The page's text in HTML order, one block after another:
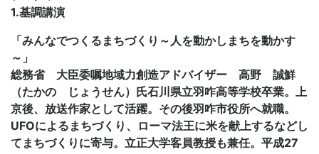
1.基調講演
「みんなでつくるまちづくり～人を動かしまちを動かす
～」
総務省 大臣委嘱地域力創造アドバイザー 高野 誠鮮
（たかの じょうせん）氏石川県立羽咋高等学校卒業。上
京後、放送作家として活躍。その後羽咋市役所へ就職。
UFOによるまちづくり、ローマ法王に米を献上するなどし
てまちづくりに寄与。立正大学客員教授も兼任。平成27